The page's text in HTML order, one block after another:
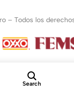
– Todos los
Search